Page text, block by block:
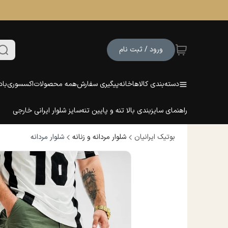
ورود / ثبت نام
دسته‌بندی کالاهاخانهپیگیری سفارشهمه محصولاتاکسسوری
راهنمای سایزبندی بالا تنه و پایین تنهسایز شلوار ایرانی خارجی
بوتیک ایرانیان شلوار مردانه و زنانه شلوار مردانه